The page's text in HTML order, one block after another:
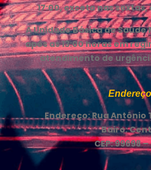
17:00, exceto nas sextas,
A Unidade Básica de
após as 13:00 horas em
atendimento de
Endereço: Rua
Bairo:
CEP: 99698